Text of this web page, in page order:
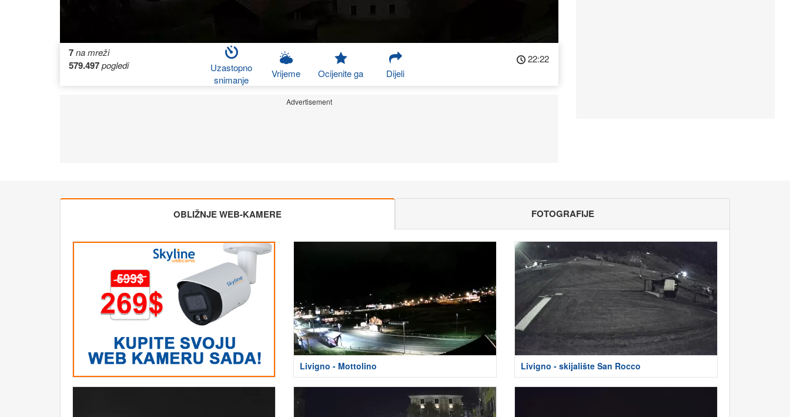
7na mreži
579.497pogledi
Uzastopno
snimanje
Vrijeme Ocijenite ga Dijeli
22:22
Advertisement
OBLIŽNJE WEB-KAMERE FOTOGRAFIJE
Livigno - Mottolino Livigno - skijalište San Rocco